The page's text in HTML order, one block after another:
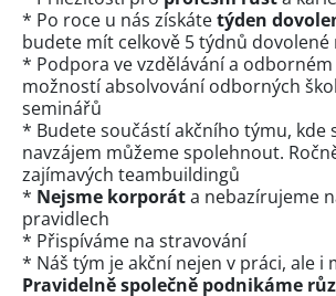
* Po roce u nás získátetýden
budete mít celkově 5 týdnů dovolené
* Podpora ve vzdělávání a
možností absolvování odborných
seminářů
* Budete součástí akčního týmu, kde
navzájem můžeme spolehnout.
zajímavých teambuildingů
* Nejsme korporáta nebazírujeme
pravidlech
* Přispíváme na stravování
* Náš tým je akční nejen v práci, ale i
Pravidelně společně podnikáme